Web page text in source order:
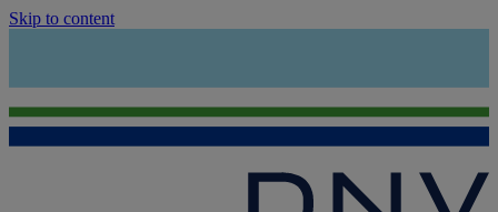
Skip to content